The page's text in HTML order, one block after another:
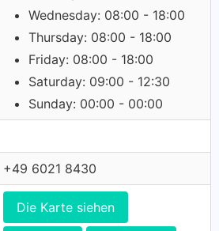
Wednesday: 08:00 - 18:00
Thursday: 08:00 - 18:00
Friday: 08:00 - 18:00
Saturday: 09:00 - 12:30
Sunday: 00:00 - 00:00
+49 6021 8430
Die Karte siehen